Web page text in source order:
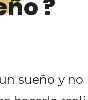
?
sueño y no